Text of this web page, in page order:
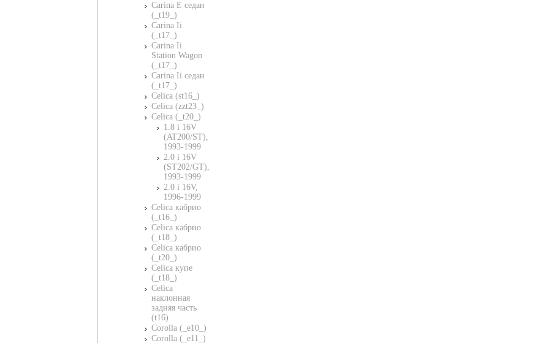
Carina E седан
(_t19_)
Carina Ii
(_t17_)
Carina Ii
Station Wagon
(_t17_)
Carina Ii седан
(_t17_)
Celica (st16_)
Celica (zzt23_)
Celica (_t20_)
1.8 i 16V
(AT200/ST),
1993-1999
2.0 i 16V
(ST202/GT),
1993-1999
2.0 i 16V,
1996-1999
Celica кабрио
(_t16_)
Celica кабрио
(_t18_)
Celica кабрио
(_t20_)
Celica купе
(_t18_)
Celica
наклонная
задняя часть
(t16)
Corolla (_e10_)
Corolla (_e11_)